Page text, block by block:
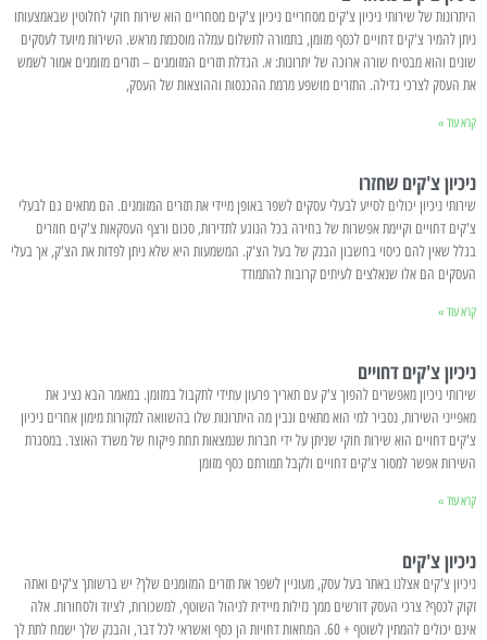
היתרונות של שירותי ניכיון צ'קים מסחריים ניכיון צ'קים מסחריים הוא שירות חוקי לחלוטין שבאמצעותו
ניתן להמיר צ'קים דחויים לכסף מזומן, בתמורה לתשלום עמלה מוסכמת מראש. השירות מיועד לעסקים
שונים והוא מבטיח שורה ארוכה של יתרונות: א. הגדלת תזרים המזומנים – תזרים מזומנים אמור לשמש
את העסק לצרכי גדילה. התזרים מושפע מרמת ההכנסות וההוצאות של העסק,
קרא עוד »
ניכיון צ'קים שחזרו
שירותי ניכיון יכולים לסייע לבעלי עסקים לשפר באופן מיידי את תזרים המזומנים. הם מתאים גם לבעלי
צ'קים דחויים וקיימת אפשרות של בחירה בכל הנוגע לתדירות, סכום ורצף העסקאות צ'קים חוזרים
בגלל שאין להם כיסוי בחשבון הבנק של בעל הצ'ק. המשמעות היא שלא ניתן לפדות את הצ'ק, אך בעלי
העסקים הם אלו שנאלצים לעיתים קרובות להתמודד
קרא עוד »
ניכיון צ'קים דחויים
שירותי ניכיון מאפשרים להפוך צ'ק עם תאריך פרעון עתידי לתקבול במזומן. במאמר הבא נציג את
מאפייני השירות, נסביר למי הוא מתאים ונבין מה היתרונות שלו בהשוואה למקורות מימון אחרים ניכיון
צ'קים דחויים הוא שירות חוקי שניתן על ידי חברות שנמצאות תחת פיקוח של משרד האוצר. במסגרת
השירות אפשר למסור צ'קים דחויים ולקבל תמורתם כסף מזומן
קרא עוד »
ניכיון צ'קים
ניכיון צ'קים אצלנו באתר בעל עסק, מעוניין לשפר את תזרים המזומנים שלך? יש ברשותך צ'קים ואתה
זקוק לכסף? צרכי העסק דורשים ממך נזילות מיידית לניהול השוטף, למשכורות, לציוד ולסחורות. אלה
אינם יכולים להמתין לשוטף + 60. המחאות דחויות הן כסף ואשראי לכל דבר, והבנק שלך ישמח לתת לך